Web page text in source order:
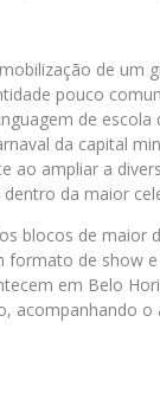
de um
pouco
de
da capital
ao ampliar a
da maior
blocos de maior
de show
em Belo
acompanhando o